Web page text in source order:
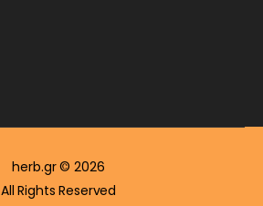
herb.gr © 2026
All Rights Reserved